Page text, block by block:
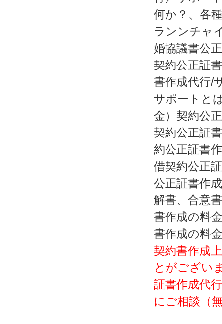
何か？、各
ランンチャ
婚協議書公
契約公正証
書作成代行/
サポートと
金）契約公
契約公正証
約公正証書
借契約公正
公正証書作
解書、合意
書作成の料
書作成の料
契約書作成
とがござい
証書作成代
にご相談（